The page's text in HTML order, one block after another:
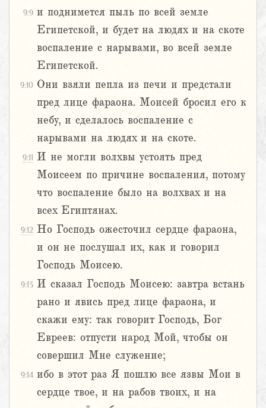
9:9 и поднимется пыль по всей земле
Египетской, и будет на людях и на скоте
воспаление с нарывами, во всей земле
Египетской.
9:10 Они взяли пепла из печи и предстали
пред лице фараона. Моисей бросил его к
небу, и сделалось воспаление с
нарывами на людях и на скоте.
9:11 И не могли волхвы устоять пред
Моисеем по причине воспаления, потому
что воспаление было на волхвах и на
всех Египтянах.
9:12 Но Господь ожесточил сердце фараона,
и он не послушал их, как и говорил
Господь Моисею.
9:13 И сказал Господь Моисею: завтра встань
рано и явись пред лице фараона, и
скажи ему: так говорит Господь, Бог
Евреев: отпусти народ Мой, чтобы он
совершил Мне служение;
9:14 ибо в этот раз Я пошлю все язвы Мои в
сердце твое, и на рабов твоих, и на